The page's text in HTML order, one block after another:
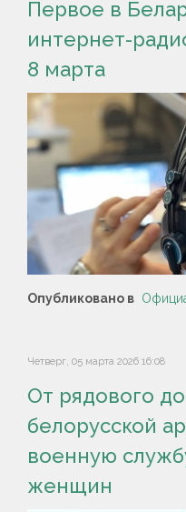
Первое в
интернет-
8 марта
Опубликовано в
Четверг, 05 марта 2026 16:08
От рядового
белорусской
военную
женщин